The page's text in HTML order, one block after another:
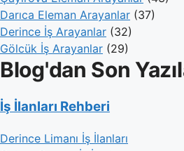
Darıca Eleman Arayanlar (37)
Derince İş Arayanlar (32)
Gölcük İş Arayanlar (29)
Blog'dan Son
İş İlanları Rehberi
Derince Limanı İş İlanları